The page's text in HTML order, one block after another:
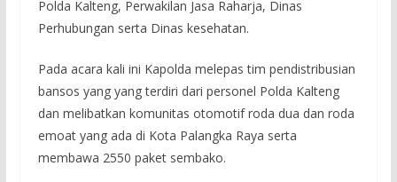
Polda Kalteng, Perwakilan Jasa Raharja, Dinas
Perhubungan serta Dinas kesehatan.
Pada acara kali ini Kapolda melepas tim pendistribusian
bansos yang yang terdiri dari personel Polda Kalteng
dan melibatkan komunitas otomotif roda dua dan roda
emoat yang ada di Kota Palangka Raya serta
membawa 2550 paket sembako.